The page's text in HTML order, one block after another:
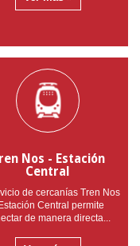
Nos - Estación
Central
de cercanías Tren Nos
Central permite
de manera directa...